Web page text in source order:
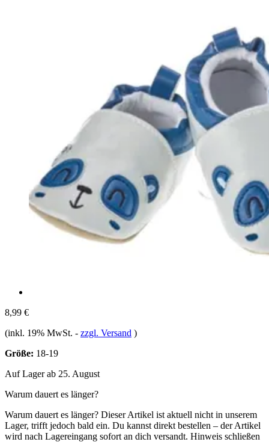
8,99 €
(inkl. 19% MwSt. - zzgl. Versand )
Größe: 18-19
Auf Lager ab 25. August
Warum dauert es länger?
Warum dauert es länger? Dieser Artikel ist aktuell nicht in unserem
Lager, trifft jedoch bald ein. Du kannst direkt bestellen – der Artikel
wird nach Lagereingang sofort an dich versandt. Hinweis schließen